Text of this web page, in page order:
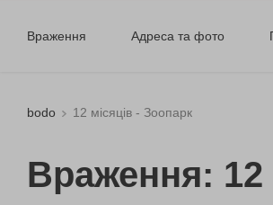
Враження Адреса та фото
bodo 12 місяців - Зоопарк
Враження: 12